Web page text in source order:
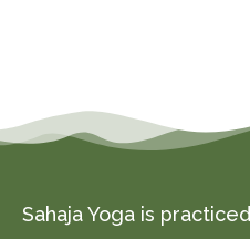
Sahaja Yoga is